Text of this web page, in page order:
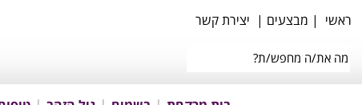
ראשי | מבצעים | יצירת קשר